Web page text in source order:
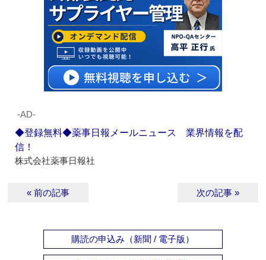
‐AD‐
◆登録無料◆薬事日報メールニュース 業界情報を配
信！
株式会社薬事日報社
« 前の記事 次の記事 »
購読の申込み（新聞 / 電子版）